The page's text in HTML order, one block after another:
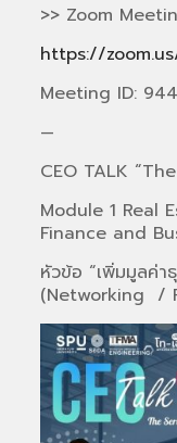
>> Zoom
https://
Meeting ID:
—
CEO TALK
Module 1 Real
Finance and
หัวข้อ “เพิ่มมูลค่า
(Networking /